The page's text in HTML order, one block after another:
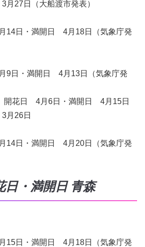
27日（大船渡市発表）
日・満開日 4月18日（気象庁発
日・満開日 4月13日（気象庁発
開花日 4月6日・満開日 4月15日
月26日
日・満開日 4月20日（気象庁発
日・満開日 青森
日・満開日 4月18日（気象庁発